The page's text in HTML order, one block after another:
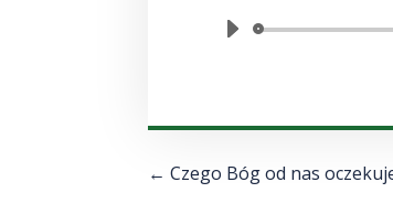
←Czego Bóg od nas